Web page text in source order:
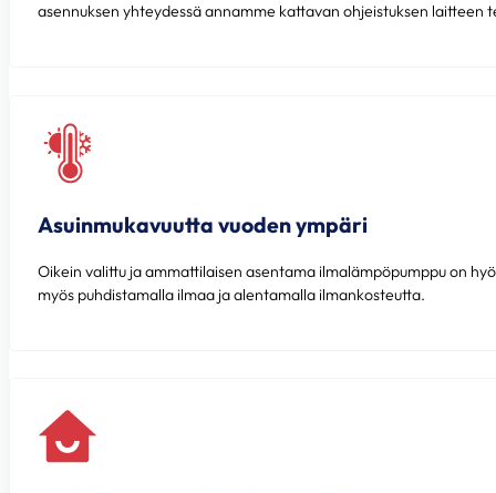
asennuksen yhteydessä annamme kattavan ohjeistuksen
Asuinmukavuutta vuoden ympäri
Oikein valittu ja ammattilaisen asentama ilmalämpöpumppu on
myös puhdistamalla ilmaa ja alentamalla ilmankosteutta.